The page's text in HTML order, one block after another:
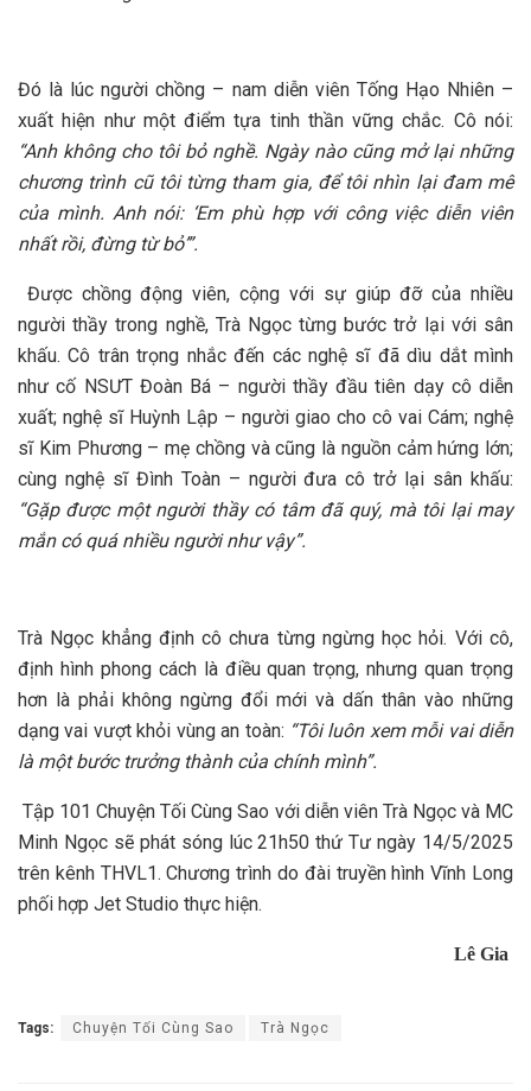
Đó là lúc người chồng – nam diễn viên Tống Hạo Nhiên –
xuất hiện như một điểm tựa tinh thần vững chắc. Cô nói:
“Anh không cho tôi bỏ nghề. Ngày nào cũng mở lại những
chương trình cũ tôi từng tham gia, để tôi nhìn lại đam mê
của mình. Anh nói: ‘Em phù hợp với công việc diễn viên
nhất rồi, đừng từ bỏ’”.
Được chồng động viên, cộng với sự giúp đỡ của nhiều
người thầy trong nghề, Trà Ngọc từng bước trở lại với sân
khấu. Cô trân trọng nhắc đến các nghệ sĩ đã dìu dắt mình
như cố NSƯT Đoàn Bá – người thầy đầu tiên dạy cô diễn
xuất; nghệ sĩ Huỳnh Lập – người giao cho cô vai Cám; nghệ
sĩ Kim Phương – mẹ chồng và cũng là nguồn cảm hứng lớn;
cùng nghệ sĩ Đình Toàn – người đưa cô trở lại sân khấu:
“Gặp được một người thầy có tâm đã quý, mà tôi lại may
mắn có quá nhiều người như vậy”.
Trà Ngọc khẳng định cô chưa từng ngừng học hỏi. Với cô,
định hình phong cách là điều quan trọng, nhưng quan trọng
hơn là phải không ngừng đổi mới và dấn thân vào những
dạng vai vượt khỏi vùng an toàn: “Tôi luôn xem mỗi vai diễn
là một bước trưởng thành của chính mình”.
Tập 101 Chuyện Tối Cùng Sao với diễn viên Trà Ngọc và MC
Minh Ngọc sẽ phát sóng lúc 21h50 thứ Tư ngày 14/5/2025
trên kênh THVL1. Chương trình do đài truyền hình Vĩnh Long
phối hợp Jet Studio thực hiện.
Lê Gia
Tags: Chuyện Tối Cùng Sao Trà Ngọc